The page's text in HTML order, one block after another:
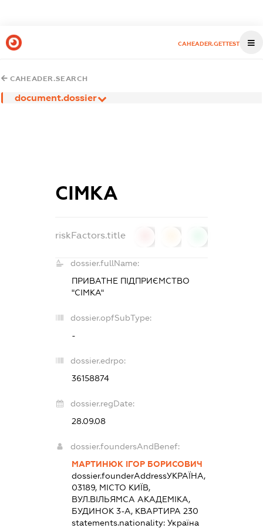
CAHEADER.GETTEST
CAHEADER.SEARCH
document.dossier
СІМКА
riskFactors.title
dossier.fullName:
ПРИВАТНЕ ПІДПРИЄМСТВО
"СІМКА"
dossier.opfSubType:
-
dossier.edrpo:
36158874
dossier.regDate:
28.09.08
dossier.foundersAndBenef:
МАРТИНЮК ІГОР БОРИСОВИЧ
dossier.founderAddressУКРАЇНА,
03189, МІСТО КИЇВ,
ВУЛ.ВІЛЬЯМСА АКАДЕМІКА,
БУДИНОК 3-А, КВАРТИРА 230
statements.nationality: Україна